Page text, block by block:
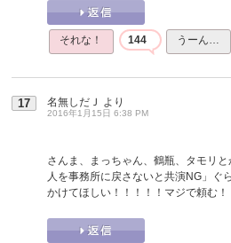
それな！ 144 うーん…
17 名無しだＪ より
2016年1月15日 6:38 PM
さんま、まっちゃん、鶴瓶、タモリ
人を事務所に戻さないと共演NG」ぐ
かけてほしい！！！！！マジで頼む！